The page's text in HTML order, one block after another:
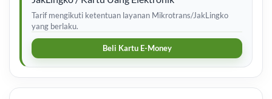
Tarif mengikuti ketentuan layanan Mikrotrans/JakLingko
yang berlaku.
Beli Kartu E-Money